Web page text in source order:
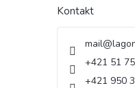
Kontakt
mail@
+421 51
+421 950